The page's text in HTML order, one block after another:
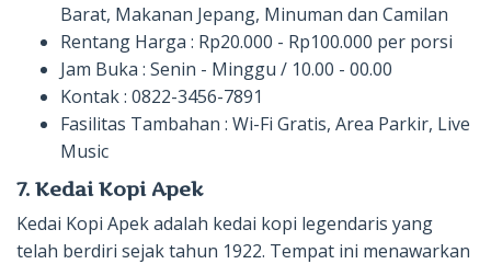
Barat, Makanan Jepang, Minuman dan Camilan
Rentang Harga : Rp20.000 - Rp100.000 per porsi
Jam Buka : Senin - Minggu / 10.00 - 00.00
Kontak : 0822-3456-7891
Fasilitas Tambahan : Wi-Fi Gratis, Area Parkir, Live
Music
7. Kedai Kopi Apek
Kedai Kopi Apek adalah kedai kopi legendaris yang
telah berdiri sejak tahun 1922. Tempat ini menawarkan